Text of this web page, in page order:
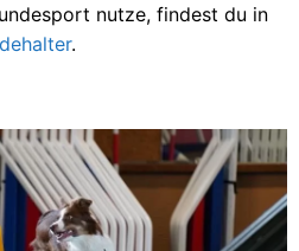
nutze, findest du in
.